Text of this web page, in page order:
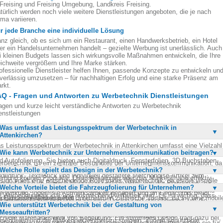
und Freising Umgebung, Landkreis Freising.
werden noch viele weitere Dienstleistungen angeboten, die je nach
variieren.
jede Branche eine individuelle Lösung
gleich, ob es sich um ein Restaurant, einen Handwerksbetrieb, ein Hotel
ein Handelsunternehmen handelt – gezielte Werbung ist unerlässlich. Auch
kleinen Budgets lassen sich wirkungsvolle Maßnahmen entwickeln, die Ihre
vergrößern und Ihre Marke stärken.
Dienstleister helfen Ihnen, passende Konzepte zu entwickeln und
umzusetzen – für nachhaltigen Erfolg und eine starke Präsenz am
- Fragen und Antworten zu Werbetechnik Dienstleistungen
und kurze leicht verständliche Antworten zu Werbetechnik
Was umfasst das Leistungsspektrum der Werbetechnik in
Attenkirchen?
Leistungsspektrum der Werbetechnik in Attenkirchen umfasst eine Vielzahl
Dienstleistungen, darunter Außenwerbung, Innenwerbung,
Autofolierung. Sie bieten auch Digitaldruck, Fensterfolien, 3D Buchstaben,
Druck, Banner, Schilder und Leuchtkästen an. Zusätzlich gehören
Textilstick und individuell gestaltete Merchandise-Artikel zum
Auch im Bereich Messebau sind sie aktiv, von der Planung bis zur
Diese umfassenden Leistungen gewährleisten einen starken und
Markenauftritt.
Wie kann Werbetechnik zur Unternehmenskommunikation beitragen?
ist ein zentraler Bestandteil der Unternehmenskommunikation, da
sichtbar macht, was ein Unternehmen tut und wie es dies tut. Durch gezielte
können Produkte, Dienstleistungen oder das Markenimage effektiv
werden. Eine gut durchdachte und klar gestaltete Werbung entfaltet
Wirkung, indem sie Aufmerksamkeit generiert und im Gedächtnis bleibt.
Materialien und prägnantes Design sind entscheidend, um die
des Unternehmens zu unterstreichen. So trägt Werbetechnik
zur Stärkung der Unternehmenskommunikation bei.
Welche Rolle spielt das Design in der Werbetechnik?
spielt eine entscheidende Rolle in der Werbetechnik, da es die visuelle
eines Unternehmens prägt. Ein durchdachtes Design sorgt dafür, dass
Werbebotschaft klar und ansprechend vermittelt wird. Es ist wichtig, dass
Design zur Unternehmensidentität passt und die gewünschte
erzeugt. Dabei sind sowohl die Wahl der Farben und Formen
die Materialauswahl von Bedeutung. Ein stimmiges Design trägt dazu bei,
Welche Vorteile bietet die Fahrzeugfolierung für Unternehmen?
Fahrzeugfolierung bietet Unternehmen zahlreiche Vorteile, da sie eine
schafft, die täglich von vielen Menschen gesehen wird. Sie
es, die Unternehmensbotschaft auf ansprechende Weise zu
und die Markenbekanntheit zu steigern. Zudem schützt die
Wie unterstützt Werbetechnik bei der Gestaltung von
Messeauftritten?